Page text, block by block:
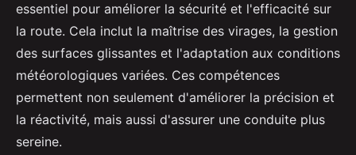
essentiel pour améliorer la sécurité et l'efficacité sur
la route. Cela inclut la maîtrise des virages, la gestion
des surfaces glissantes et l'adaptation aux conditions
météorologiques variées. Ces compétences
permettent non seulement d'améliorer la précision et
la réactivité, mais aussi d'assurer une conduite plus
sereine.